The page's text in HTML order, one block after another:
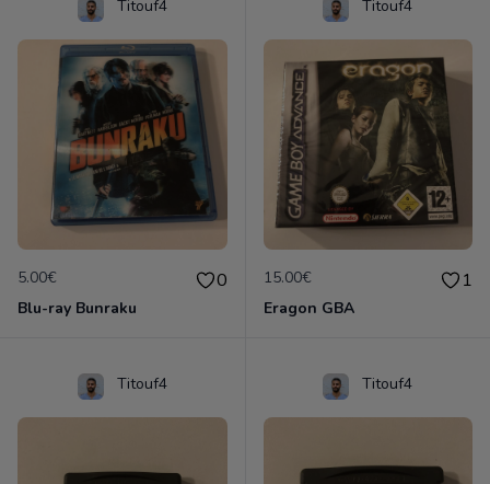
Titouf4
5.00€ 0
Blu-ray Bunraku
Titouf4
15.00€ 1
Eragon GBA
Titouf4 Titouf4